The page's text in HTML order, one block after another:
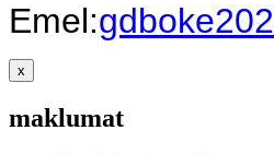
Emel:
x
maklumat